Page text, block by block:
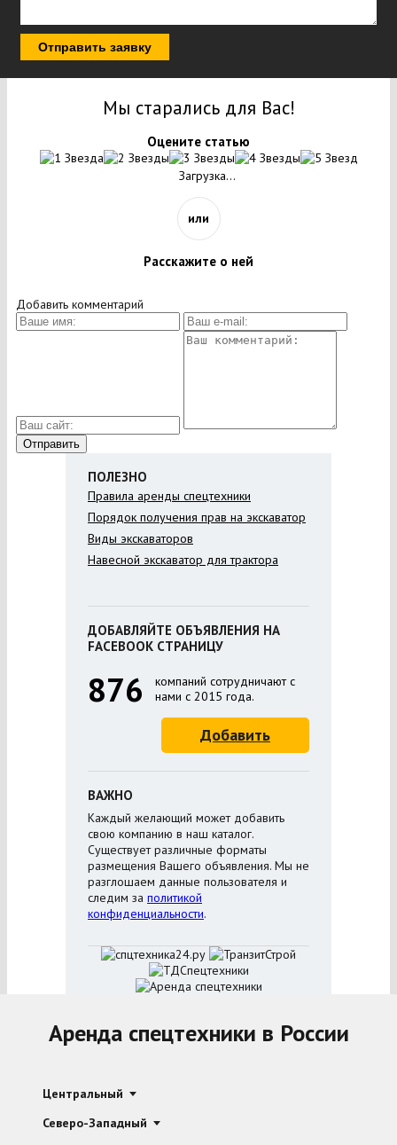
Отправить заявку
Мы старались для Вас!
Оцените статью
Загрузка...
или
Расскажите о ней
Добавить комментарий
ПОЛЕЗНО
Правила аренды спецтехники
Порядок получения прав на экскаватор
Виды экскаваторов
Навесной экскаватор для трактора
ДОБАВЛЯЙТЕ ОБЪЯВЛЕНИЯ НА
FACEBOOK СТРАНИЦУ
876
компаний сотрудничают с
нами с 2015 года.
Добавить
ВАЖНО
Каждый желающий может добавить
свою компанию в наш каталог.
Существует различные форматы
размещения Вашего объявления. Мы не
разглошаем данные пользователя и
следим за политикой
конфиденциальности.
Аренда спецтехники в России
Центральный
Северо-Западный